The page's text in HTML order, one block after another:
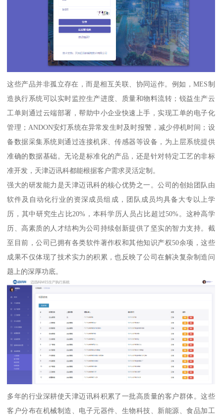
这些产品并非孤立存在，而是相互关联、协同运作。例如，MES制
造执行系统可以实时监控生产进度、质量和物料流转；锐益生产云
工单则通过云端部署，帮助中小企业快速上手，实现工单的电子化
管理；ANDON安灯系统在异常发生时及时报警，减少停机时间；设
备数据采集系统则通过连接机床、传感器等设备，为上层系统提供
准确的数据基础。无论是标准化的产品，还是针对特定工艺的非标
准开发，天津迈讯科都能根据客户需求灵活定制。
强大的研发能力是天津迈讯科的核心优势之一。公司的创始团队由
软件及自动化行业的资深成员组成，团队成员均具备大专以上学
历，其中研究生占比20%，本科学历人员占比超过50%。这种高学
历、高素质的人才结构为公司持续创新提供了坚实的智力支持。截
至目前，公司已拥有各类软件著作权和其他知识产权50余项，这些
成果不仅体现了技术实力的积累，也反映了公司在解决复杂制造问
题上的深厚功底。
多年的行业深耕使天津迈讯科积累了一批高质量的客户群体。这些
客户分布在机械制造、电子元器件、生物科技、新能源、食品加工